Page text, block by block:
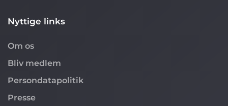
Nyttige links
Om os
Bliv medlem
Persondatapolitik
Presse